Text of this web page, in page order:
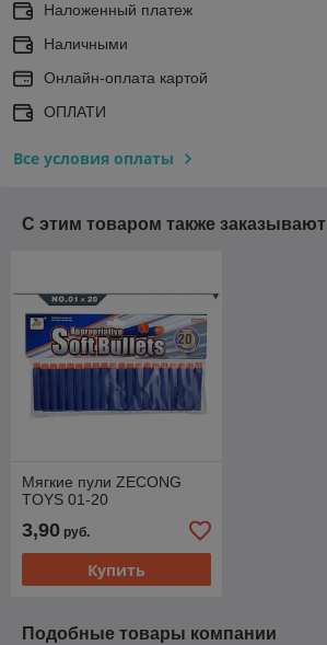
Наложенный платеж
Наличными
Онлайн-оплата картой
ОПЛАТИ
Все условия оплаты
С этим товаром также заказывают
Мягкие пули ZECONG
TOYS 01-20
3,90 руб.
Купить
Подобные товары компании